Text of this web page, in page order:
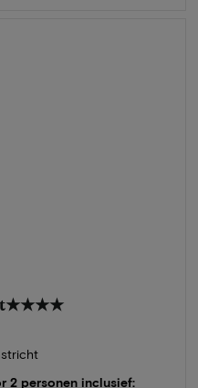
★★★★
2 personen inclusief: